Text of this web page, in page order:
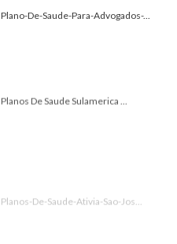
Plano-De-Saude-Para-Advogados-...
Planos De Saude Sulamerica ...